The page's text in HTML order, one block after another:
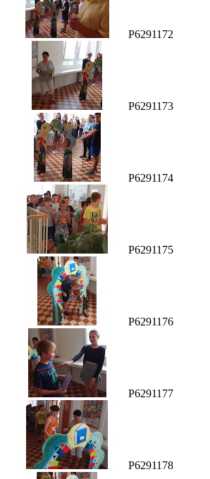
P6291172
P6291173
P6291174
P6291175
P6291176
P6291177
P6291178